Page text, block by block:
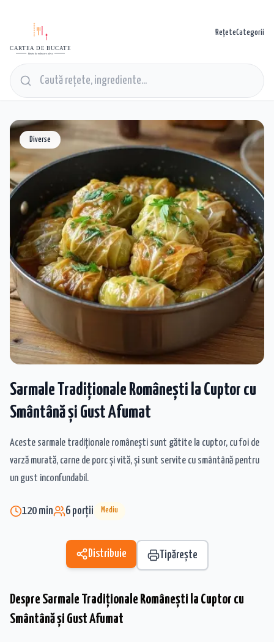
CARTEA DE BUCATE
Rețete de mâncare alese
RețeteCategorii
Diverse
Sarmale Tradiționale Românești la Cuptor cu
Smântână și Gust Afumat
Aceste sarmale tradiționale românești sunt gătite la cuptor, cu foi de
varză murată, carne de porc și vită, și sunt servite cu smântână pentru
un gust inconfundabil.
120 min 6 porții Mediu
Distribuie Tipărește
Despre Sarmale Tradiționale Românești la Cuptor cu
Smântână și Gust Afumat